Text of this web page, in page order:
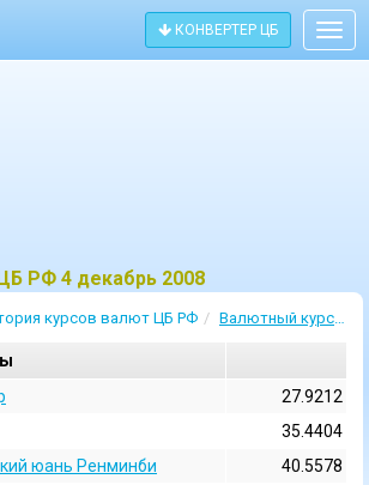
КОНВЕРТЕР ЦБ
РФ 4 декабрь 2008
курсов валют ЦБ РФ Валютный курс 4 Декабрь 2008
27.9212
35.4404
юань Ренминби
40.5578